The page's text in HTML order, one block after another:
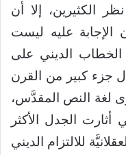
الكثيرين، إلا أن
عليه ليست
الخطاب الديني على
جزء كبير من القرن
لغة النص المقدَّس،
أثارت الجدل الأكثر
للالتزام الديني